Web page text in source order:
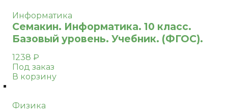
Информатика
Семакин. Информатика. 10 класс.
Базовый уровень. Учебник. (ФГОС).
1238 ₽
Под заказ
В корзину
Физика